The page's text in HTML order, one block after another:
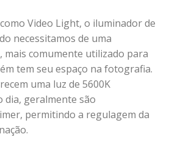
Video Light, o iluminador de
necessitamos de uma
mais comumente utilizado para
tem seu espaço na fotografia.
uma luz de 5600K
dia, geralmente são
permitindo a regulagem da